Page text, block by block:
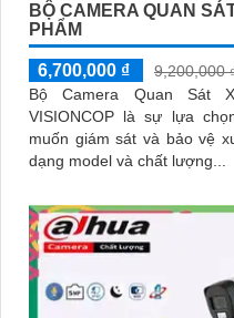
BỘ CAMERA QUAN
PHẨM
6,700,000 ₫
9,200,000
Bộ Camera Quan Sát
VISIONCOP là sự lựa
muốn giám sát và bảo vệ
dạng model và chất lượng...